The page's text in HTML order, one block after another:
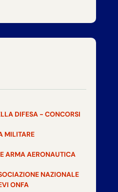
DIFESA - CONCORSI
MILITARE
ARMA AERONAUTICA
NAZIONALE
ONFA